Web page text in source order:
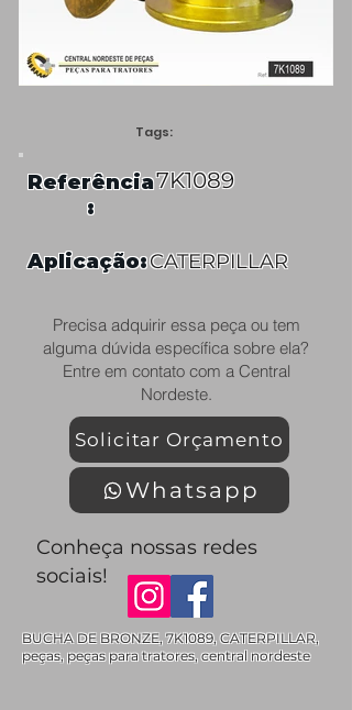
Tags:
Referência
:
7K1089
Aplicação:CATERPILLAR
Precisa adquirir essa peça ou tem
alguma dúvida específica sobre ela?
Entre em contato com a Central
Nordeste.
Solicitar Orçamento
Whatsapp
Conheça nossas redes
sociais!
BUCHA DE BRONZE, 7K1089, CATERPILLAR,
peças, peças para tratores, central nordeste